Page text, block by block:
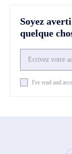
Soyez
quelque
I've read and